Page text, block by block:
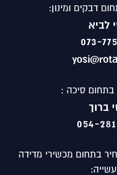
דבקים ומינון:
לביא
073-
בתחום סיכה :
ברוך
054-
בתחום מכשירי מדידה